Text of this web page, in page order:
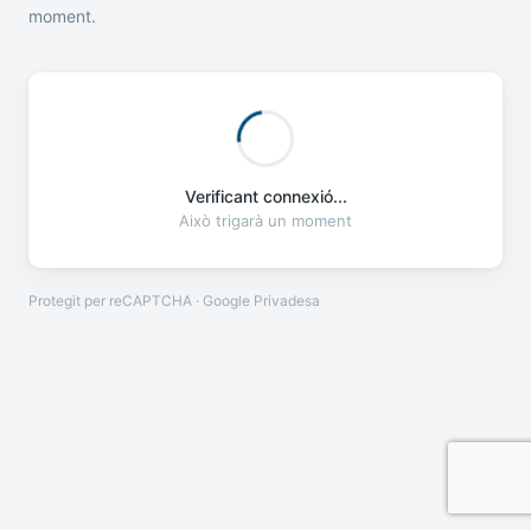
moment.
Verificant connexió...
Això trigarà un moment
Protegit per reCAPTCHA · Google Privadesa